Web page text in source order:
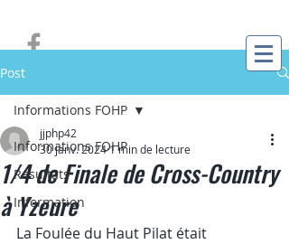
Post
Informations FOHP
Résultats
Information
Informations FOHP
1/4 de Finale de Cross-Country
à Yzeure
jjphp42
30 janv. 20241 min de lecture
La Foulée du Haut Pilat était